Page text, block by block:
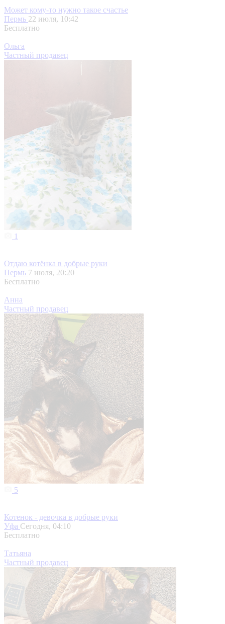
Может кому-то нужно такое счастье
Пермь 22 июля, 10:42
Бесплатно
Ольга
Частный продавец
1
Отдаю котёнка в добрые руки
Пермь 7 июля, 20:20
Бесплатно
Анна
Частный продавец
5
Котенок - девочка в добрые руки
Уфа Сегодня, 04:10
Бесплатно
Татьяна
Частный продавец